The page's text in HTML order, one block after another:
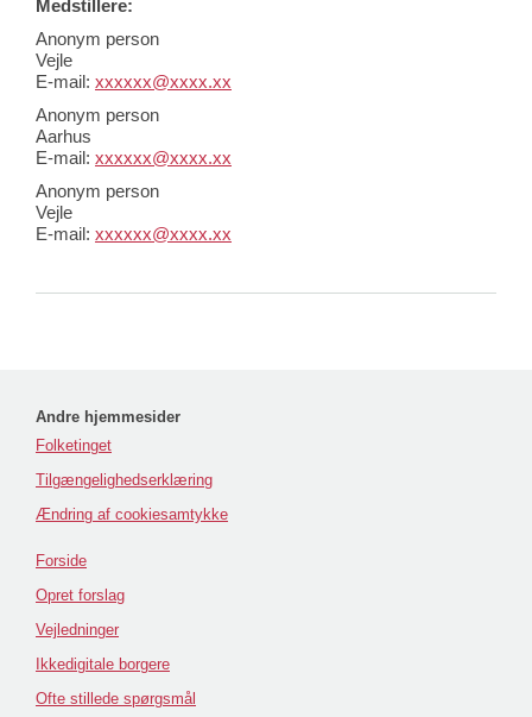
Medstillere:
Anonym person
Vejle
E-mail: xxxxxx@xxxx.xx
Anonym person
Aarhus
E-mail: xxxxxx@xxxx.xx
Anonym person
Vejle
E-mail: xxxxxx@xxxx.xx
Andre hjemmesider
Folketinget
Tilgængelighedserklæring
Ændring af cookiesamtykke
Forside
Opret forslag
Vejledninger
Ikkedigitale borgere
Ofte stillede spørgsmål